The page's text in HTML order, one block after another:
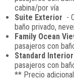
cabina/por vía
Suite Exterior -
baño privado,
Family Ocean
pasajeros con
Standard
pasajeros con
** Precio